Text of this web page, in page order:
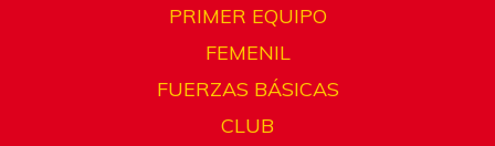
PRIMER EQUIPO
FEMENIL
FUERZAS BÁSICAS
CLUB